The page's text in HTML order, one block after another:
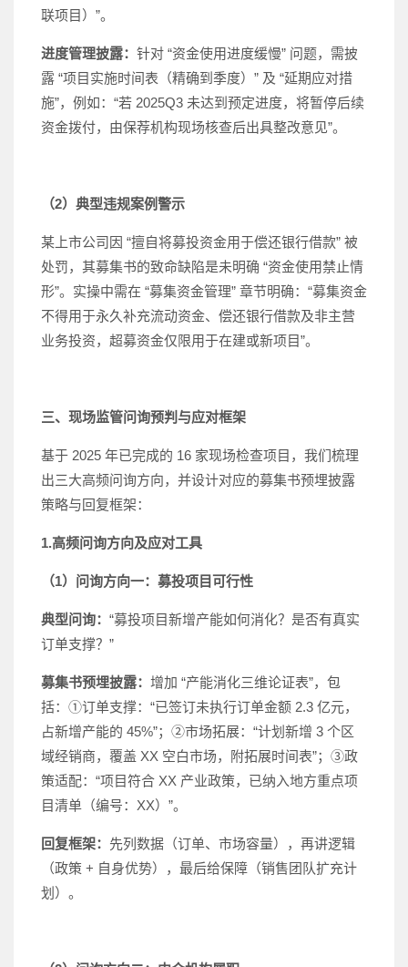
联项目）”。
进度管理披露： 针对 “资金使用进度缓慢” 问题，需披
露 “项目实施时间表（精确到季度）” 及 “延期应对措
施”，例如：“若 2025Q3 未达到预定进度，将暂停后续
资金拨付，由保荐机构现场核查后出具整改意见”。
（2）典型违规案例警示
某上市公司因 “擅自将募投资金用于偿还银行借款” 被
处罚，其募集书的致命缺陷是未明确 “资金使用禁止情
形”。实操中需在 “募集资金管理” 章节明确：“募集资金
不得用于永久补充流动资金、偿还银行借款及非主营
业务投资，超募资金仅限用于在建或新项目”。
三、现场监管问询预判与应对框架
基于 2025 年已完成的 16 家现场检查项目，我们梳理
出三大高频问询方向，并设计对应的募集书预埋披露
策略与回复框架：
1.高频问询方向及应对工具
（1）问询方向一：募投项目可行性
典型问询： “募投项目新增产能如何消化？是否有真实
订单支撑？”
募集书预埋披露： 增加 “产能消化三维论证表”，包
括：①订单支撑：“已签订未执行订单金额 2.3 亿元，
占新增产能的 45%”；②市场拓展：“计划新增 3 个区
域经销商，覆盖 XX 空白市场，附拓展时间表”；③政
策适配：“项目符合 XX 产业政策，已纳入地方重点项
目清单（编号：XX）”。
回复框架： 先列数据（订单、市场容量），再讲逻辑
（政策 + 自身优势），最后给保障（销售团队扩充计
划）。